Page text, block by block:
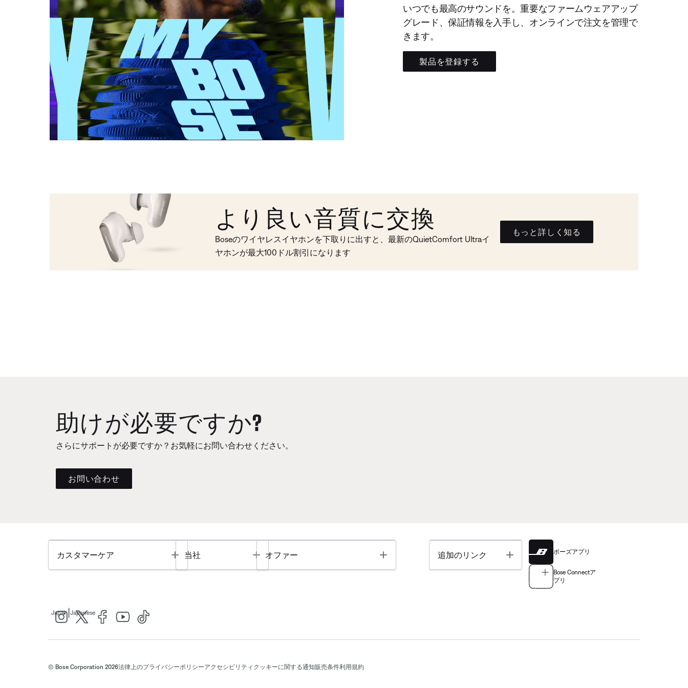
いつでも最高のサウンドを。重要なファームウェアアップ
グレード、保証情報を入手し、オンラインで注文を管理で
きます。
製品を登録する
より良い音質に交換
Boseのワイヤレスイヤホンを下取りに出すと、最新のQuietComfort Ultraイ
ヤホンが最大100ドル割引になります
もっと詳しく知る
助けが必要ですか?
さらにサポートが必要ですか？お気軽にお問い合わせください。
お問い合わせ
カスタマーケア Toggle
当社 Toggle
オファー Toggle 追加のリンク Toggle ボーズアプリ
Bose Connectア
プリ
Japan Japanese
© Bose Corporation 2026法律上のプライバシーポリシーアクセシビリティ クッキーに関する通知販売条件利用規約